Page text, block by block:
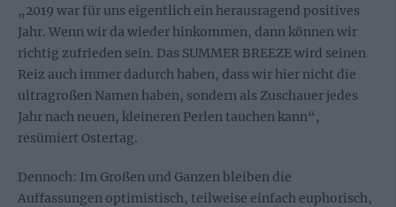
„2019 war für uns eigentlich ein herausragend positives
Jahr. Wenn wir da wieder hinkommen, dann können wir
richtig zufrieden sein. Das SUMMER BREEZE wird seinen
Reiz auch immer dadurch haben, dass wir hier nicht die
ultragroßen Namen haben, sondern als Zuschauer jedes
Jahr nach neuen, kleineren Perlen tauchen kann“,
resümiert Ostertag.
Dennoch: Im Großen und Ganzen bleiben die
Auffassungen optimistisch, teilweise einfach euphorisch,